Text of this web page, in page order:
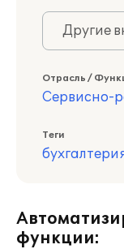
Другие
Отрасль /
Сервисно-
Теги
функции: